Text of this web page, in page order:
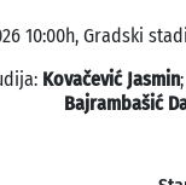
10:00h, Gradski
Kovačević Jasmin
Bajrambašić